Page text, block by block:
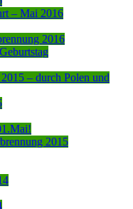
– Mai 2016
2016
– durch Polen und
2015